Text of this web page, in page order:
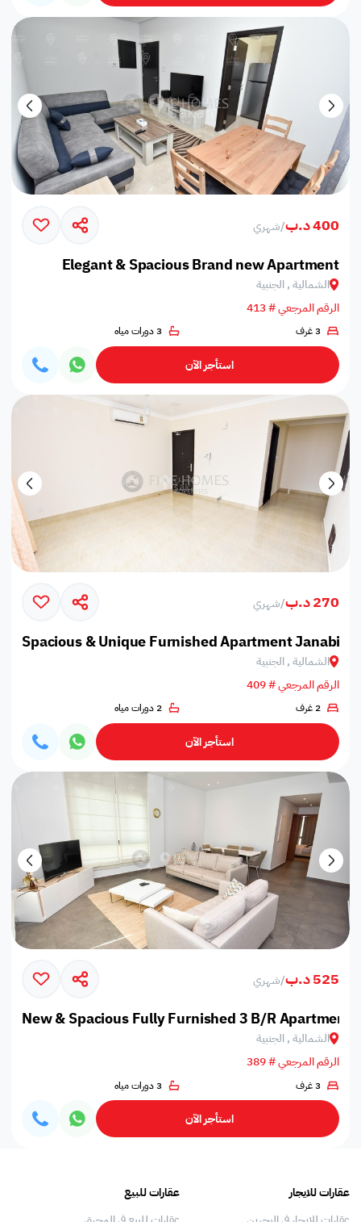
400 د.ب /شهري
Elegant & Spacious Brand new Apartment
الشمالية , الجنبية
الرقم المرجعي # 413
3 غرف 3 دورات مياه
استأجر الآن
270 د.ب /شهري
Spacious & Unique Furnished Apartment Janabiya
الشمالية , الجنبية
الرقم المرجعي # 409
2 غرف 2 دورات مياه
استأجر الآن
525 د.ب /شهري
New & Spacious Fully Furnished 3 B/R Apartment
الشمالية , الجنبية
الرقم المرجعي # 389
3 غرف 3 دورات مياه
استأجر الآن
عقارات للايجار
عقارات للبيع